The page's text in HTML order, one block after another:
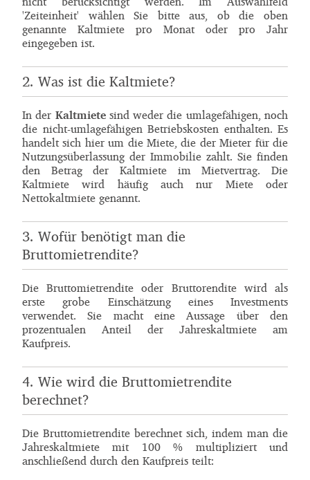
'Zeiteinheit' wählen Sie bitte aus, ob die oben
genannte Kaltmiete pro Monat oder pro Jahr
eingegeben ist.
2. Was ist die Kaltmiete?
In der Kaltmietesind weder die umlagefähigen, noch
die nicht-umlagefähigen Betriebskosten enthalten. Es
handelt sich hier um die Miete, die der Mieter für die
Nutzungsüberlassung der Immobilie zahlt. Sie finden
den Betrag der Kaltmiete im Mietvertrag. Die
Kaltmiete wird häufig auch nur Miete oder
Nettokaltmiete genannt.
3. Wofür benötigt man die
Bruttomietrendite?
Die Bruttomietrendite oder Bruttorendite wird als
erste grobe Einschätzung eines Investments
verwendet. Sie macht eine Aussage über den
prozentualen Anteil der Jahreskaltmiete am
Kaufpreis.
4. Wie wird die Bruttomietrendite
berechnet?
Die Bruttomietrendite berechnet sich, indem man die
Jahreskaltmiete mit 100 % multipliziert und
anschließend durch den Kaufpreis teilt: